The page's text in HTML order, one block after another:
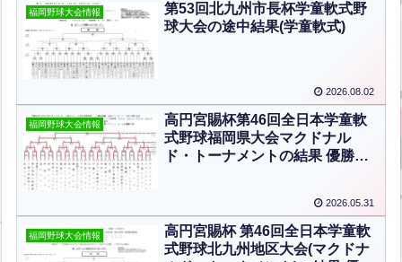
福岡野球大会情報
第53回北九州市長杯学童軟式野
球大会の途中結果(学童軟式)
2026.08.02
福岡野球大会情報
高円宮賜杯第46回全日本学童軟
式野球福岡県大会マクドナル
ド・トーナメントの結果 優勝：
2026.05.31
福岡野球大会情報
高円宮賜杯 第46回全日本学童軟
式野球北九州地区大会(マクドナ